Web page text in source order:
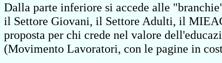
Dalla parte inferiore si accede alle
il Settore Giovani, il Settore Adulti, il
proposta per chi crede nel valore
(Movimento Lavoratori, con le pagine in